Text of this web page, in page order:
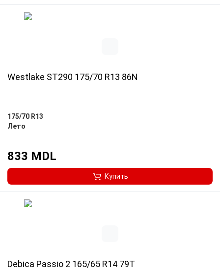
Westlake ST290 175/70 R13 86N
175/70 R13
Лето
833 MDL
Купить
Debica Passio 2 165/65 R14 79T